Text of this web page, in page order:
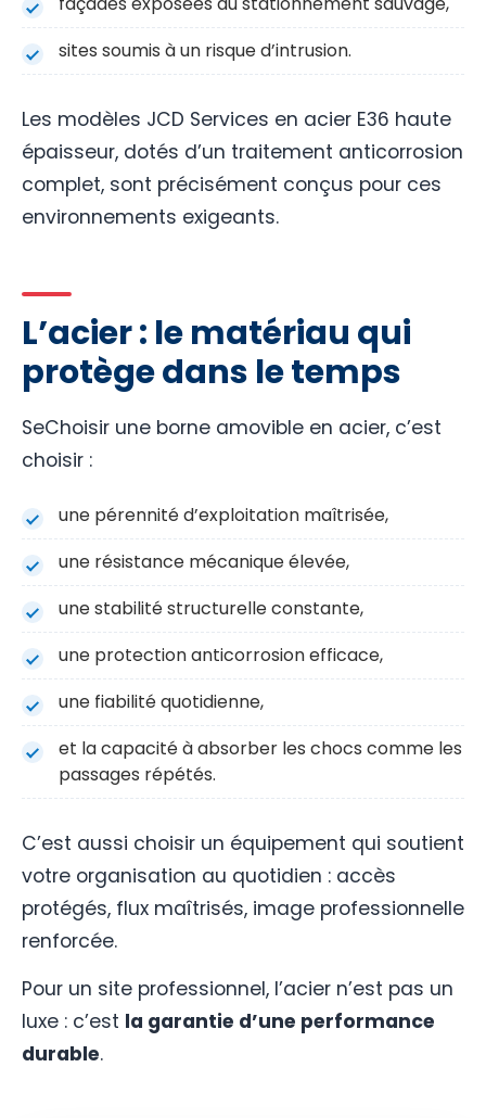
sites soumis à un risque d’intrusion.
Les modèles JCD Services en acier E36 haute
épaisseur, dotés d’un traitement anticorrosion
complet, sont précisément conçus pour ces
environnements exigeants.
L’acier : le matériau qui
protège dans le temps
SeChoisir une borne amovible en acier, c’est
choisir :
une pérennité d’exploitation maîtrisée,
une résistance mécanique élevée,
une stabilité structurelle constante,
une protection anticorrosion efficace,
une fiabilité quotidienne,
et la capacité à absorber les chocs comme les
passages répétés.
C’est aussi choisir un équipement qui soutient
votre organisation au quotidien : accès
protégés, flux maîtrisés, image professionnelle
renforcée.
Pour un site professionnel, l’acier n’est pas un
luxe : c’est la garantie d’une performance
durable.